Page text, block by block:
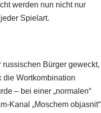
werden nun nicht nur
Spielart.
Bürger geweckt,
die Wortkombination
– bei einer „normalen“
Kanal „Moschem objasnit“